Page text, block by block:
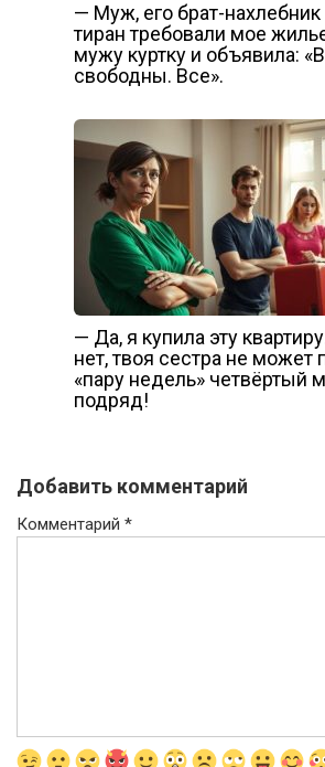
— Муж, его брат-нахлебник
тиран требовали мое
мужу куртку и объявила:
свободны. Все».
— Да, я купила эту
нет, твоя сестра не может
«пару недель» четвёртый
подряд!
Добавить комментарий
Комментарий *